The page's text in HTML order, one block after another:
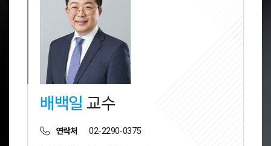
배백일 교수
연락처 02-2290-0375